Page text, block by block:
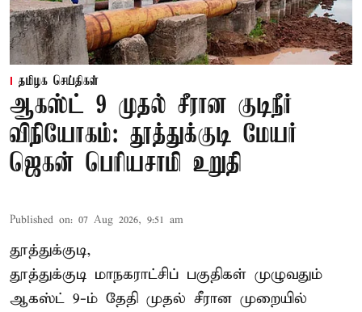
தமிழக செய்திகள்
ஆகஸ்ட் 9 முதல் சீரான குடிநீர்
விநியோகம்: தூத்துக்குடி மேயர்
ஜெகன் பெரியசாமி உறுதி
Published on: 07 Aug 2026, 9:51 am
தூத்துக்குடி,
தூத்துக்குடி மாநகராட்சிப் பகுதிகள் முழுவதும்
ஆகஸ்ட் 9-ம் தேதி முதல் சீரான முறையில்